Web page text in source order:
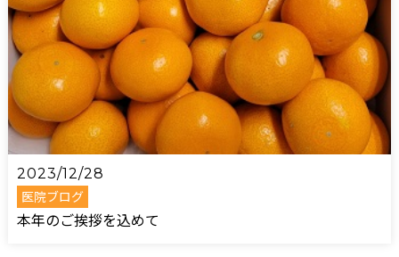
2023/12/28
医院ブログ
本年のご挨拶を込めて